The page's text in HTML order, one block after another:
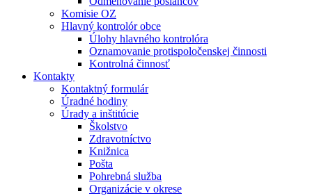
Komisie OZ
Hlavný kontrolór obce
Úlohy hlavného kontrolóra
Oznamovanie protispoločenskej činnosti
Kontrolná činnosť
Kontakty
Kontaktný formulár
Úradné hodiny
Úrady a inštitúcie
Školstvo
Zdravotníctvo
Knižnica
Pošta
Pohrebná služba
Organizácie v okrese